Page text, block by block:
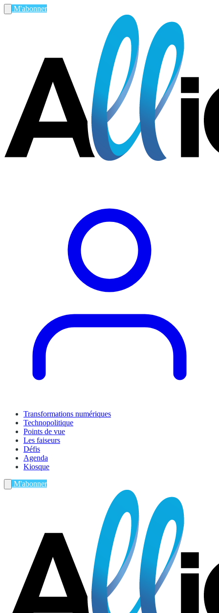
M'abonner
Transformations numériques
Technopolitique
Points de vue
Les faiseurs
Défis
Agenda
Kiosque
M'abonner